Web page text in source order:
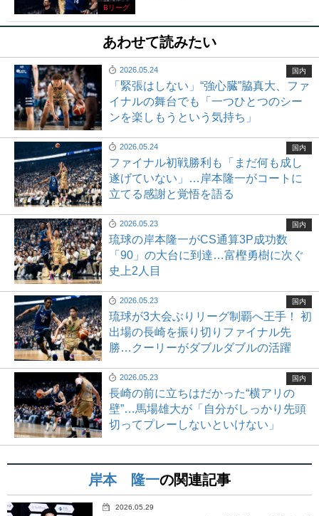
Bリーグ
あわせて読みたい
2026.05.24
「緊張はしない」“強心臓”脇真大、ファ
イナルの舞台でも「一つひとつのシー
ンを楽しもうという気持ち」
国内
2026.05.24
ファイナル初戦勝利も「まだ何も成し
遂げていない」…岸本隆一がコートに
立てる感謝と覚悟を語る
国内
2026.05.23
琉球の岸本隆一がCS通算3P成功数
「90」の大台に到達…富樫勇樹に次ぐ
史上2人目
国内
2026.05.23
琉球が3大会ぶりリーグ制覇へ王手！ 初
出場の長崎を振り切りファイナル先
勝…クーリーがダブルダブルの活躍
国内
2026.05.23
長崎の前に立ちはだかった“横アリの
壁”…馬場雄大が「自分がしっかり先頭
切ってプレーしないといけない」
国内
岸本 隆一の関連記事
2026.05.29